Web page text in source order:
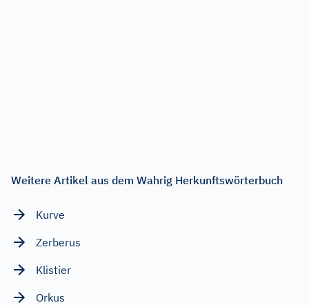
Weitere Artikel aus dem Wahrig Herkunftswörterbuch
Kurve
Zerberus
Klistier
Orkus